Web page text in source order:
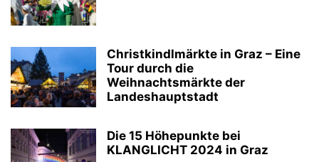
Christkindlmärkte in Graz – Eine
Tour durch die
Weihnachtsmärkte der
Landeshauptstadt
Die 15 Höhepunkte bei
KLANGLICHT 2024 in Graz